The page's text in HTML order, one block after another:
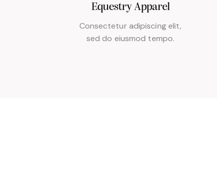
Equestry Apparel
Consectetur adipiscing elit,
sed do eiusmod tempo.